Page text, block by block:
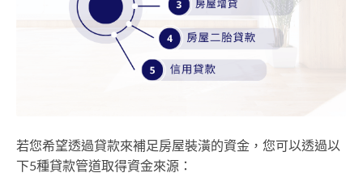
若您希望透過貸款來補足房屋裝潢的資金，您可以透過以
下5種貸款管道取得資金來源：